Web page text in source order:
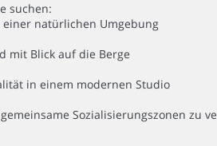
suchen:
natürlichen Umgebung
mit Blick auf die Berge
in einem modernen Studio
Sozialisierungszonen zu